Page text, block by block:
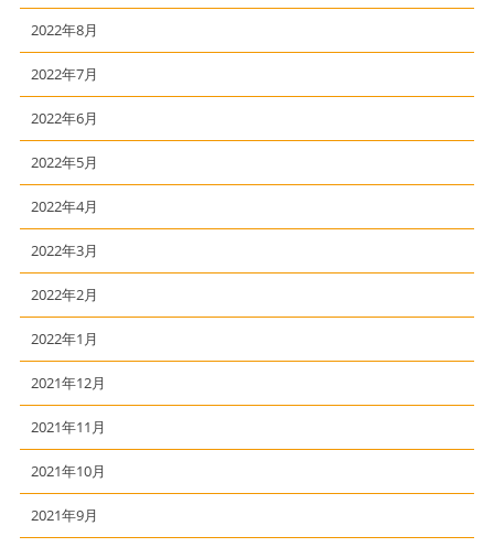
2022年8月
2022年7月
2022年6月
2022年5月
2022年4月
2022年3月
2022年2月
2022年1月
2021年12月
2021年11月
2021年10月
2021年9月